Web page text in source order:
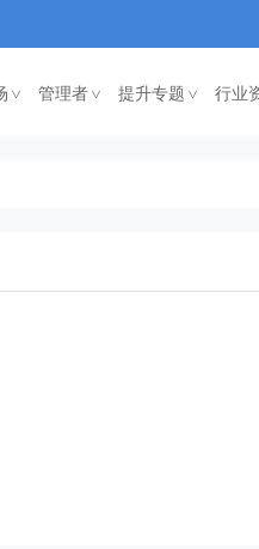
< 管理者< 提升专题 < 行业